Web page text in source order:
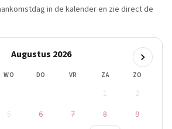
in de kalender en zie direct de
Augustus 2026
WO DO VR ZA ZO
1
2
5 6 7 8
9